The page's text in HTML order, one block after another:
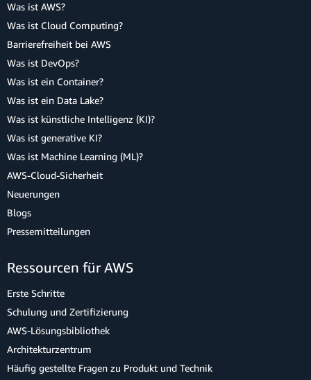
Was ist AWS?
Was ist Cloud Computing?
Barrierefreiheit bei AWS
Was ist DevOps?
Was ist ein Container?
Was ist ein Data Lake?
Was ist künstliche Intelligenz (KI)?
Was ist generative KI?
Was ist Machine Learning (ML)?
AWS-Cloud-Sicherheit
Neuerungen
Blogs
Pressemitteilungen
Ressourcen für AWS
Erste Schritte
Schulung und Zertifizierung
AWS-Lösungsbibliothek
Architekturzentrum
Häufig gestellte Fragen zu Produkt und Technik